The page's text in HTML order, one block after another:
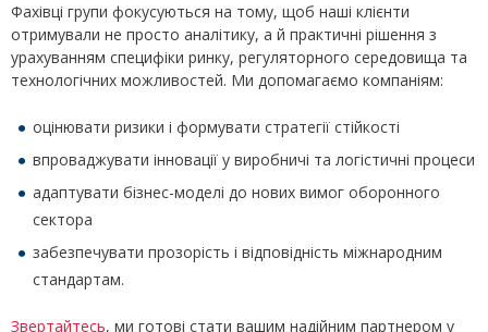
Фахівці групи фокусуються на тому, щоб наші клієнти
отримували не просто аналітику, а й практичні рішення з
урахуванням специфіки ринку, регуляторного середовища та
технологічних можливостей. Ми допомагаємо компаніям:
оцінювати ризики і формувати стратегії стійкості
впроваджувати інновації у виробничі та логістичні процеси
адаптувати бізнес-моделі до нових вимог оборонного
сектора
забезпечувати прозорість і відповідність міжнародним
стандартам.
Звертайтесь, ми готові стати вашим надійним партнером у